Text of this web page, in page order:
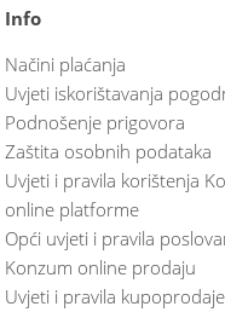
Info
Načini plaćanja
Uvjeti iskorištavanja
Podnošenje prigovora
Zaštita osobnih podataka
Uvjeti i pravila korištenja
online platforme
Opći uvjeti i pravila
Konzum online prodaju
Uvjeti i pravila